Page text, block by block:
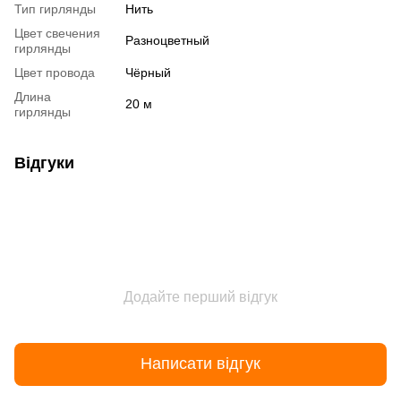
Тип гирлянды
Нить
Цвет свечения
гирлянды
Разноцветный
Цвет провода
Чёрный
Длина
гирлянды
20 м
Відгуки
Додайте перший відгук
Написати відгук